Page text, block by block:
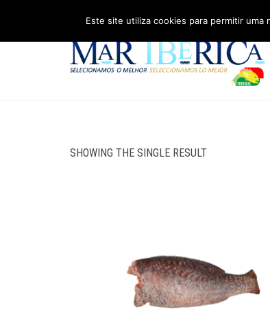
SHOWING THE SINGLE RESULT
Este site utiliza cookies para permitir